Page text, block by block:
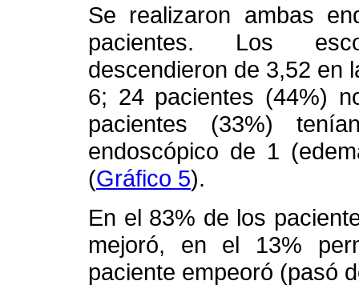
Se realizaron ambas
pacientes. Los
descendieron de 3,52 en
6; 24 pacientes (44%)
pacientes (33%)
endoscópico de 1
(Gráfico 5).
En el 83% de los
mejoró, en el 13%
paciente empeoró (pasó